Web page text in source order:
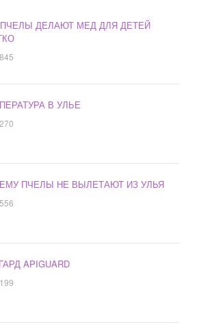
ДЕЛАЮТ МЕД ДЛЯ ДЕТЕЙ
В УЛЬЕ
ПЧЕЛЫ НЕ ВЫЛЕТАЮТ ИЗ УЛЬЯ
APIGUARD